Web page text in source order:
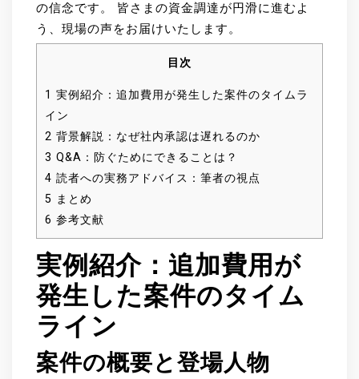
の信念です。 皆さまの資金調達が円滑に進むよ
う、現場の声をお届けいたします。
目次
1 実例紹介：追加費用が発生した案件のタイムラ
イン
2 背景解説：なぜ社内承認は遅れるのか
3 Q&A：防ぐためにできることは？
4 読者への実務アドバイス：筆者の視点
5 まとめ
6 参考文献
実例紹介：追加費用が
発生した案件のタイム
ライン
案件の概要と登場人物